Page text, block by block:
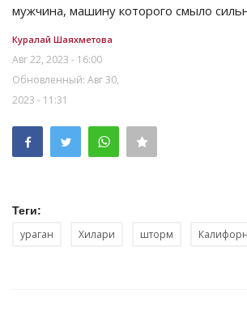
мужчина, машину которого смыло
Куралай Шаяхметова
Авг 22, 2023 - 16:00
Обновленный: Авг 30,
2023 - 11:31
Теги:
ураган Хилари шторм